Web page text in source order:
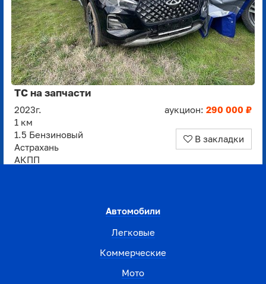
ТС на запчасти
2023г.
1 км
1.5 Бензиновый
Астрахань
АКПП
аукцион: 290 000 ₽
В закладки
Автомобили
Легковые
Коммерческие
Мото